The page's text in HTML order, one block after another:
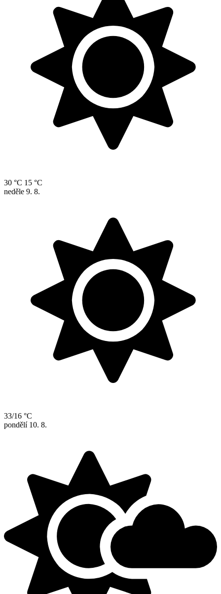
30 °C 15 °C
neděle 9. 8.
33/16 °C
pondělí 10. 8.